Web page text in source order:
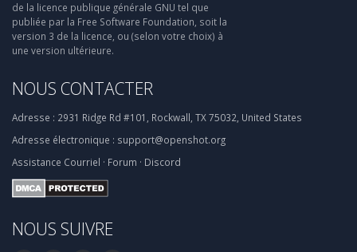
de la licence publique générale GNU tel que
publiée par la Free Software Foundation, soit la
version 3 de la licence, ou (selon votre choix) à
une version ultérieure.
NOUS CONTACTER
Adresse : 2931 Ridge Rd #101, Rockwall, TX 75032, United States
Adresse électronique : support@openshot.org
Assistance Courriel · Forum · Discord
NOUS SUIVRE